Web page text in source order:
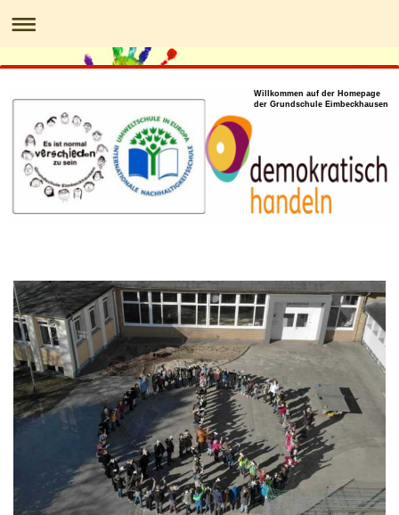
Willkommen auf der Homepage
der Grundschule Eimbeckhausen